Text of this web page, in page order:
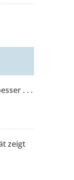
. . .
zeigt